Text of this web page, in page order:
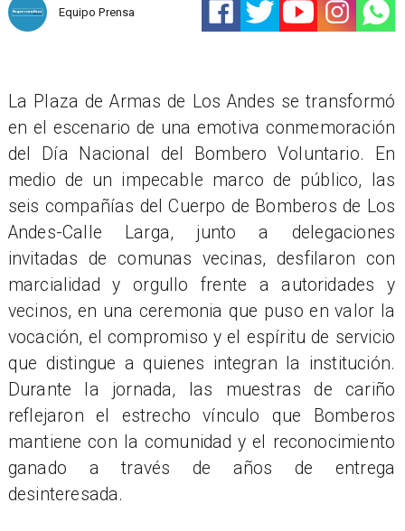
Equipo Prensa
La Plaza de Armas de Los Andes se transformó
en el escenario de una emotiva conmemoración
del Día Nacional del Bombero Voluntario. En
medio de un impecable marco de público, las
seis compañías del Cuerpo de Bomberos de Los
Andes-Calle Larga, junto a delegaciones
invitadas de comunas vecinas, desfilaron con
marcialidad y orgullo frente a autoridades y
vecinos, en una ceremonia que puso en valor la
vocación, el compromiso y el espíritu de servicio
que distingue a quienes integran la institución.
Durante la jornada, las muestras de cariño
reflejaron el estrecho vínculo que Bomberos
mantiene con la comunidad y el reconocimiento
ganado a través de años de entrega
desinteresada.